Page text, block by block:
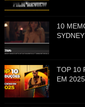
10
TOP 10
EM 2025